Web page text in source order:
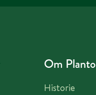
Om
Historie